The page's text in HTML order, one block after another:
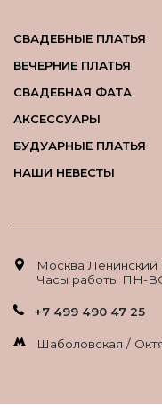
СВАДЕБНЫЕ ПЛАТЬЯ
ВЕЧЕРНИЕ ПЛАТЬЯ
СВАДЕБНАЯ ФАТА
АКСЕССУАРЫ
БУДУАРНЫЕ ПЛАТЬЯ
НАШИ НЕВЕСТЫ
Москва Ленинский
Часы работы ПН-ВС
+7 499 490 47 25
Шаболовская /